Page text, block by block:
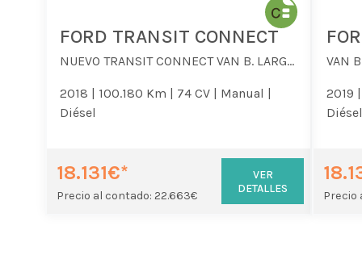
FORD TRANSIT CONNECT
NUEVO TRANSIT CONNECT VAN B. LARGA FT210L2 TREND 1.5 TDCi S&S ,
2018 | 100.180 Km | 74 CV |
Manual |
Diésel
18.131€*
Precio al contado: 22.663€
VER
DETALLES
2019 |
Diésel
Precio